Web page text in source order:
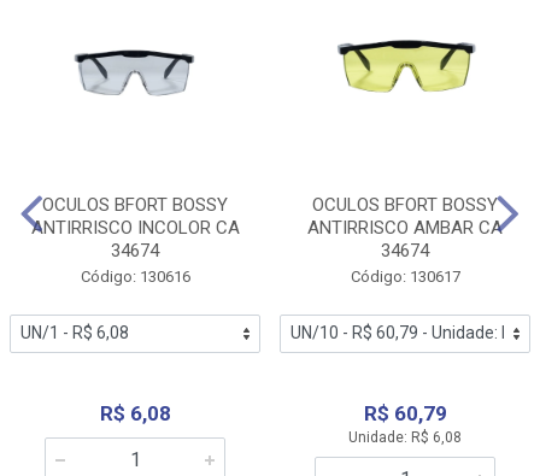
OCULOS BFORT BOSSY
ANTIRRISCO INCOLOR CA
34674
Código: 130616
R$ 6,08
OCULOS BFORT BOSSY
ANTIRRISCO AMBAR CA
34674
Código: 130617
R$ 60,79
Unidade: R$ 6,08